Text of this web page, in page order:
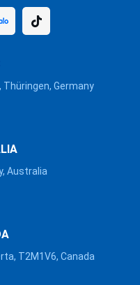
Thüringen, Germany
Australia
T2M1V6, Canada